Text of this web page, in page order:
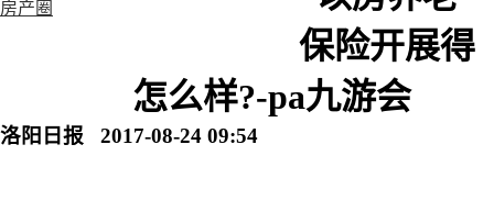
房产圈
保险开展得
怎么样?-pa九游会
洛阳日报 2017-08-24 09:54